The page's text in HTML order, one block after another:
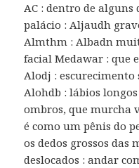
AC : dentro de alguns
palácio : Aljaudh
Almthm : Albadn
facial Medawar : que
Alodj : escurecimento
Alohdb : lábios
ombros, que murcha
é como um pênis do
os dedos grossos das
deslocados : andar